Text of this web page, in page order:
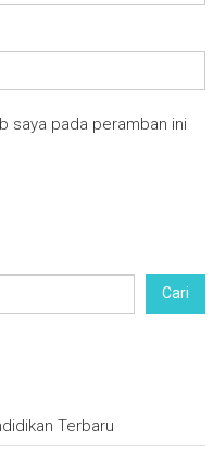
saya pada peramban ini
Cari
Terbaru